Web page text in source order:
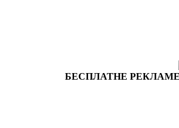
БЕСПЛАТНЕ